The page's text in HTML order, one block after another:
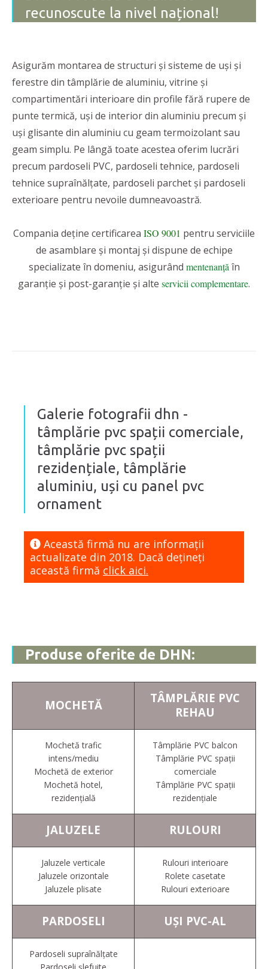
recunoscute la nivel național!
Asigurăm montarea de structuri și sisteme de uși și
ferestre din tâmplărie de aluminiu, vitrine și
compartimentări interioare din profile fără rupere de
punte termică, uși de interior din aluminiu precum și
uși glisante din aluminiu cu geam termoizolant sau
geam simplu. Pe lângă toate acestea oferim lucrări
precum pardoseli PVC, pardoseli tehnice, pardoseli
tehnice supraînălțate, pardoseli parchet și pardoseli
exterioare pentru nevoile dumneavoastră.
Compania deține certificarea ISO 9001 pentru serviciile
de asamblare și montaj și dispune de echipe
specializate în domeniu, asigurând mentenanțăîn
garanție și post-garanție și alte servicii complementare.
Galerie fotografii dhn -
tâmplărie pvc spații comerciale,
tâmplărie pvc spații
rezidențiale, tâmplărie
aluminiu, uși cu panel pvc
ornament
Această firmă nu are informaţii
actualizate din 2018. Dacă dețineți
această firmă click aici.
Produse oferite de DHN:
MOCHETĂ
TÂMPLĂRIE PVC
REHAU
Mochetă trafic
intens/mediu
Mochetă de exterior
Mochetă hotel,
rezidențială
Tâmplărie PVC balcon
Tâmplărie PVC spații
comerciale
Tâmplărie PVC spații
rezidențiale
JALUZELE RULOURI
Jaluzele verticale
Jaluzele orizontale
Jaluzele plisate
Rulouri interioare
Rolete casetate
Rulouri exterioare
PARDOSELI UȘI PVC-AL
Pardoseli supraînălțate